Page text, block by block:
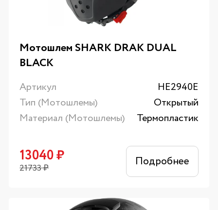
Мотошлем SHARK DRAK DUAL
BLACK
Артикул
HE2940E
Тип (Мотошлемы)
Открытый
Материал (Мотошлемы)
Термопластик
13040₽
21733₽ Подробнее